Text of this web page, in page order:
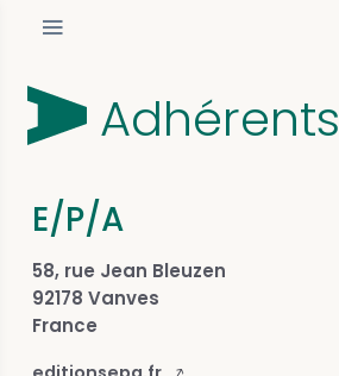
Adhérents
E/P/A
58, rue Jean Bleuzen
92178 Vanves
France